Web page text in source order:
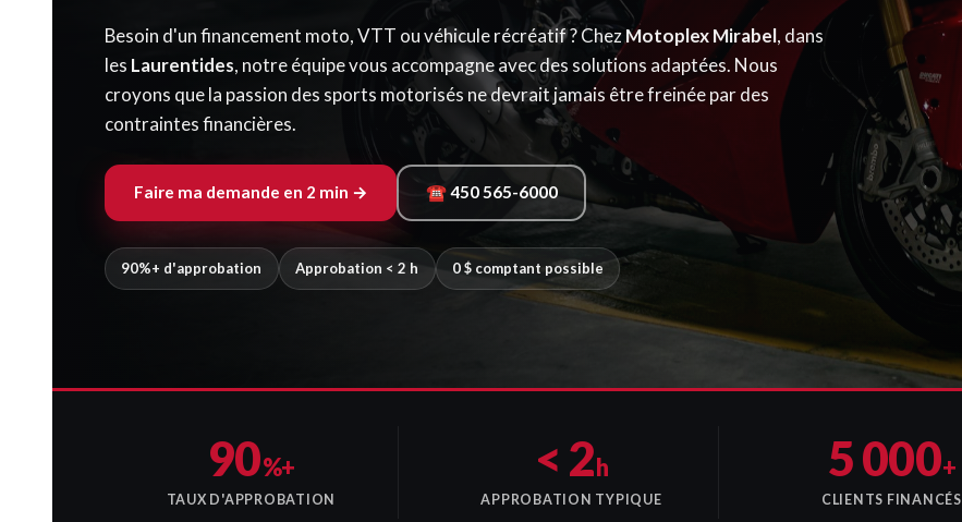
Besoin d'un financement moto, VTT ou véhicule récréatif ? ChezMotoplex Mirabel, dans
les Laurentides, notre équipe vous accompagne avec des solutions adaptées. Nous
croyons que la passion des sports motorisés ne devrait jamais être freinée par des
contraintes financières.
Faire ma demande en 2 min → ☎ 450 565-6000
90%+ d'approbation Approbation < 2 h 0 $ comptant possible
90%+
TAUX D'APPROBATION
< 2h
APPROBATION TYPIQUE
5 000+
CLIENTS FINANCÉS